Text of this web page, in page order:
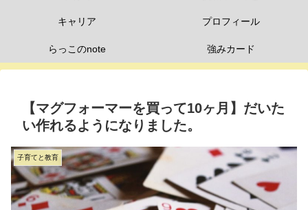
キャリア プロフィール
らっこのnote 強みカード
【マグフォーマーを買って10ヶ月】だいた
い作れるようになりました。
子育てと教育